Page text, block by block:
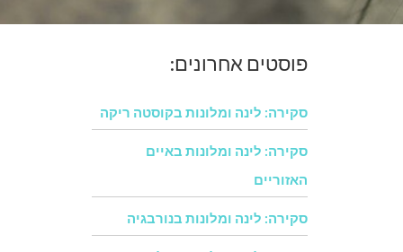
פוסטים אחרונים:
סקירה: לינה ומלונות בקוסטה ריקה
סקירה: לינה ומלונות באיים
האזוריים
סקירה: לינה ומלונות בנורבגיה